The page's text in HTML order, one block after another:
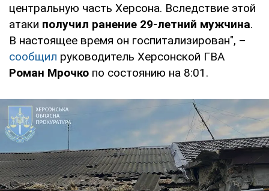
центральную часть Херсона. Вследствие этой
атаки получил ранение 29-летний мужчина.
В настоящее время он госпитализирован", –
сообщил руководитель Херсонской ГВА
Роман Мрочко по состоянию на 8:01.